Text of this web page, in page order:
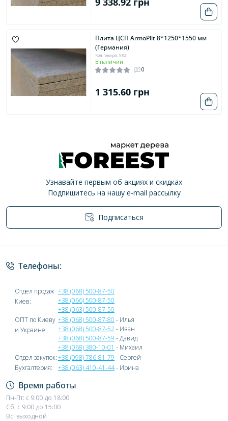
Плита ЦСП ArmoPlit 8*1250*1550 мм
(Германия)
Код товара: 982
В наличии
0
1 315.60 грн
Узнавайте первым об акциях и скидках
Подпишитесь на нашу e-mail рассылку
Подписаться
Политика конфиденциальности
Телефоны:
Отдел продаж
Киев:
+38 (068) 500-87-50
+38 (066) 500-87-50
+38 (063) 500-87-50
ОПТ по Киеву
и Украине:
+38 (068) 500-87-80 - Илья
+38 (068) 500-87-52- Иван
+38 (068) 500-87-59 - Давид
+38 (068) 380-10-01 - Михаил
Отдел закупок:+38 (098) 786-81-79 - Сергей
Бухгалтерия:
+38 (063) 410-41-44- Ирина
Время работы
Пн-Пт: с 9:00 до 18:00
Сб: с 9:00 до 15:00
Вс: выходной